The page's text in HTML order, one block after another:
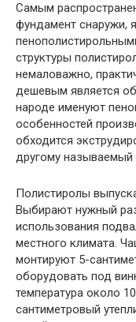
Самым
фундамент снаружи,
структуры
немаловажно,
дешевым является
народе именуют
особенностей
обходится
другому называемый
Полистиролы
Выбирают нужный
использования
местного климата.
монтируют 5-
оборудовать под
температура около
сантиметровый